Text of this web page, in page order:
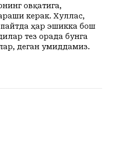
овқатига,
керак. Хуллас,
ҳар эшикка бош
тез орада бунга
деган умиддамиз.